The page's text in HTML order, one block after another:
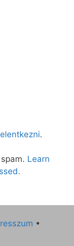
.
Learn
•